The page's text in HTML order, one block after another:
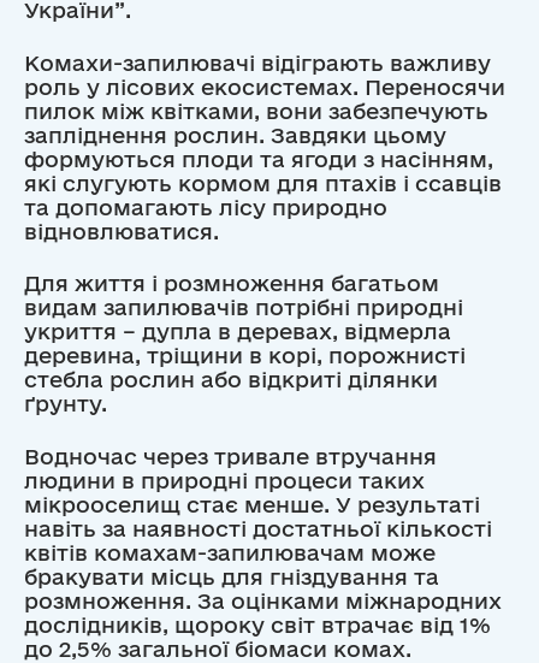
України”.
Комахи-запилювачі відіграють важливу
роль у лісових екосистемах. Переносячи
пилок між квітками, вони забезпечують
запліднення рослин. Завдяки цьому
формуються плоди та ягоди з насінням,
які слугують кормом для птахів і ссавців
та допомагають лісу природно
відновлюватися.
Для життя і розмноження багатьом
видам запилювачів потрібні природні
укриття – дупла в деревах, відмерла
деревина, тріщини в корі, порожнисті
стебла рослин або відкриті ділянки
ґрунту.
Водночас через тривале втручання
людини в природні процеси таких
мікрооселищ стає менше. У результаті
навіть за наявності достатньої кількості
квітів комахам-запилювачам може
бракувати місць для гніздування та
розмноження. За оцінками міжнародних
дослідників, щороку світ втрачає від 1%
до 2,5% загальної біомаси комах.